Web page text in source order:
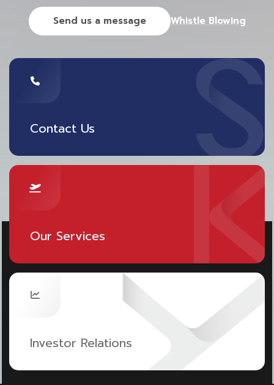
ตรวจเลือดเพื่อหาระดับภูมิต้านทานต่อเชื้อ SARS-CoV2 ใน
ราคา1,200.- (รวมค่าแพทย์และค่าบริการโรงพยาบาลแล้ว)
วัคซีนโควิด-19
หรือไม่ โปรแกรมตรวจหาภูมิคุ้มกันสามารถทำได้ โดยตรวจผ่าน
การเจาะเลือด และนำไปวินิจฉัยต่อในห้องปฏิบัติการ
ราคา : 1,500 ฿
โรงพยาบาลพริ้นซ์ สุวรรณภูมิ
ตรวจภูมิคุ้มกัน Covid-19
ครบ 14 วัน และไม่มีอาการป่วยแล้ว
Send us a message Whistle Blowing
Contact Us
Our Services
Investor Relations